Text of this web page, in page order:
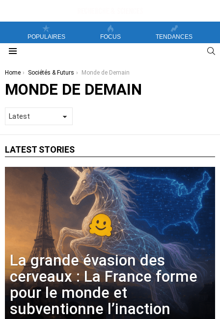
POPULAIRES FOCUS TENDANCES
You are here:
Home Sociétés & Futurs Monde de Demain
MONDE DE DEMAIN
LATEST STORIES
La grande évasion des
cerveaux : La France forme
pour le monde et
subventionne l’inaction